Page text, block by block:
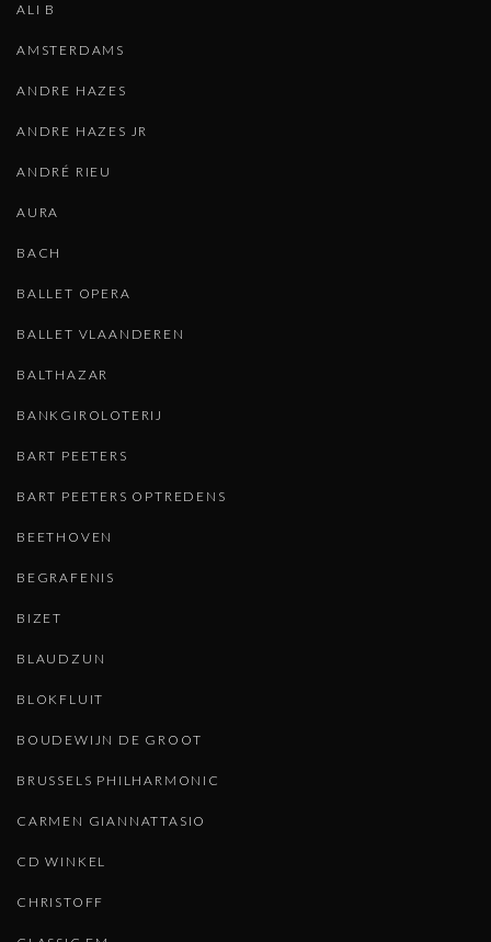
ALI B
AMSTERDAMS
ANDRE HAZES
ANDRE HAZES JR
ANDRÉ RIEU
AURA
BACH
BALLET OPERA
BALLET VLAANDEREN
BALTHAZAR
BANKGIROLOTERIJ
BART PEETERS
BART PEETERS OPTREDENS
BEETHOVEN
BEGRAFENIS
BIZET
BLAUDZUN
BLOKFLUIT
BOUDEWIJN DE GROOT
BRUSSELS PHILHARMONIC
CARMEN GIANNATTASIO
CD WINKEL
CHRISTOFF